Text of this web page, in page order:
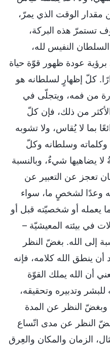
الوقت الذي يمرّ،
تستمرّ هذه البركة،
النفيس لله،
عودة ظهور قوّة حياة
كلّ إظهارٍ لسلطانه هو
من فمه، ويتجلّى في
من ذلك، فإن كلّ
بما لا يُقاس، ولا تشوبه
وكلماته وسلطانه وكلّ
يضاهيها شيءٌ، وبالنسبة
تعجز عن التعبير عن
وعدًا لشخصٍ ما، سواء
يعمله أو شخصيّته قبل أو
في بيئته المعيشيّة –
إلى الله. بغضّ النظر
ينطق الله كلامه، فإنه
أن الله يملك القوّة
وتدبيره وتحقيقه،
وبغضّ النظر عن المدة
النظر عن مدى اتّساع
الزمان والمكان والعِرق